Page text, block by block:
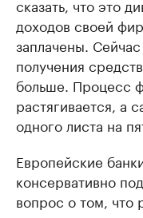
сказать, что это
доходов своей
заплачены.
получения
больше. Процесс
растягивается, а
одного листа на
Европейские
консервативно
вопрос о том, что